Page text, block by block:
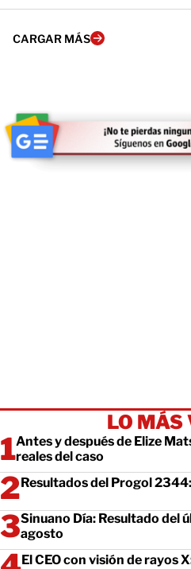
CARGAR MÁS
LO MÁS
Antes y después de Elize
reales del caso
Resultados del Progol
Sinuano Día: Resultado del
agosto
El CEO con visión de rayos